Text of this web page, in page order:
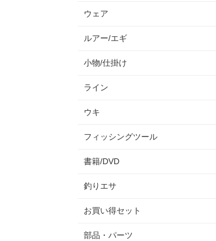
ウェア
ルアー/エギ
小物/仕掛け
ライン
ウキ
フィッシングツール
書籍/DVD
釣りエサ
お買い得セット
部品・パーツ